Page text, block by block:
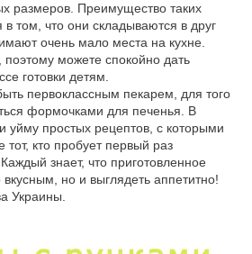
размеров. Преимущество таких
том, что они складываются в друг
очень мало места на кухне.
можете спокойно дать
готовки детям.
первоклассным пекарем, для того
формочками для печенья. В
уйму простых рецептов, с которыми
тот, кто пробует первый раз
знает, что приготовленное
но и выглядеть аппетитно!
Украины.